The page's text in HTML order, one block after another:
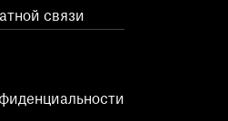
связи